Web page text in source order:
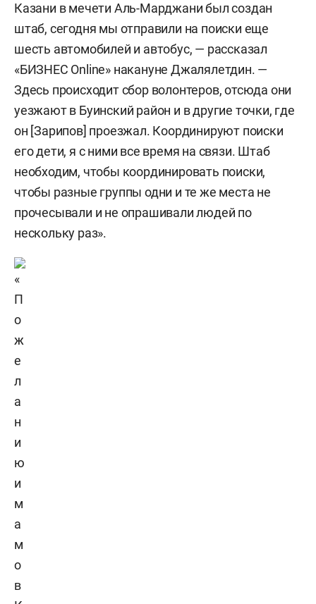
Казани в мечети Аль-Марджани был создан
штаб, сегодня мы отправили на поиски еще
шесть автомобилей и автобус, — рассказал
«БИЗНЕС Online» накануне Джалялетдин. —
Здесь происходит сбор волонтеров, отсюда они
уезжают в Буинский район и в другие точки, где
он [Зарипов] проезжал. Координируют поиски
его дети, я с ними все время на связи. Штаб
необходим, чтобы координировать поиски,
чтобы разные группы одни и те же места не
прочесывали и не опрашивали людей по
нескольку раз».